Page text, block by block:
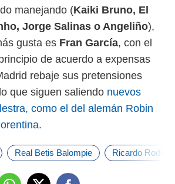
manejando (Kaiki Bruno, El
Jorge Salinas o Angeliño),
gusta es Fran García, con el
de acuerdo a expensas
rebaje sus pretensiones
que siguen saliendo nuevos
como el del alemán Robin
Real Betis Balompie Ricardo